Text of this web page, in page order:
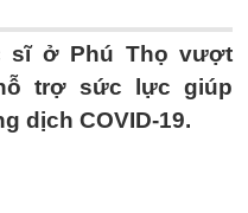
sĩ ở Phú Thọ vượt
trợ sức lực giúp
dịch COVID-19.